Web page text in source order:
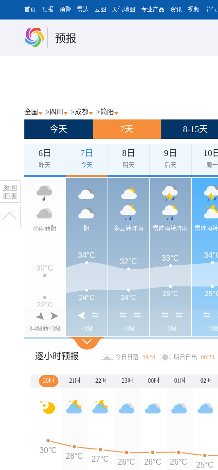
首页 预报 预警 雷达 云图 天气地图 专业产品 资讯 视频 节气
预报
全国 >四川 >成都 >简阳
今天 7天 8-15天
6日
昨天
7日
今天
8日
明天
9日
后天
10
周一
小雨转阴
3-4级转<3级
阴
<3级
多云转阵雨
<3级
雷阵雨转阵雨
<3级
雷阵雨
<3级
30°C
34°C
32°C 33°C
22°C
24°C 24°C 25°C
逐小时预报 今日日落 19:51 明日日出 06:23
20时 21时 22时 23时 00时 01时 02时
30°C
28°C 27°C 26°C 26°C 26°C 25°C